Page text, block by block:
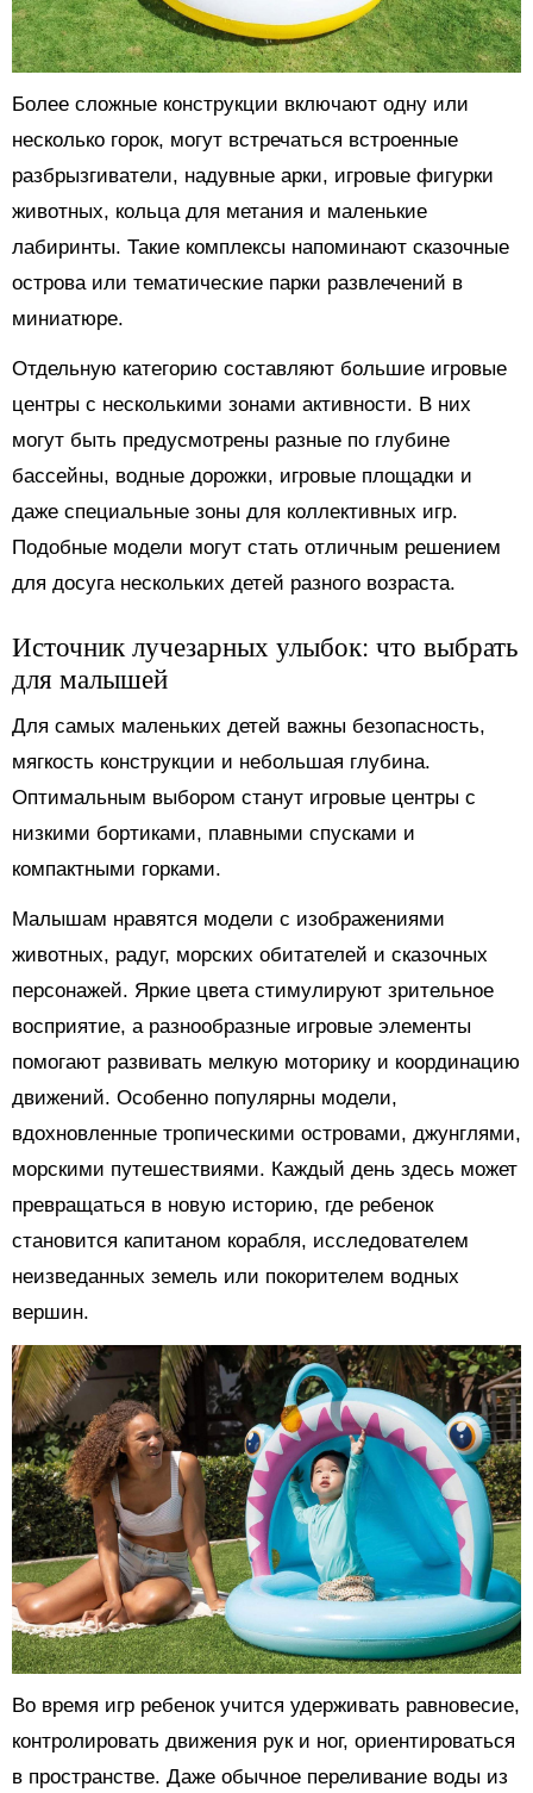
Более сложные конструкции включают одну или
несколько горок, могут встречаться встроенные
разбрызгиватели, надувные арки, игровые фигурки
животных, кольца для метания и маленькие
лабиринты. Такие комплексы напоминают сказочные
острова или тематические парки развлечений в
миниатюре.
Отдельную категорию составляют большие игровые
центры с несколькими зонами активности. В них
могут быть предусмотрены разные по глубине
бассейны, водные дорожки, игровые площадки и
даже специальные зоны для коллективных игр.
Подобные модели могут стать отличным решением
для досуга нескольких детей разного возраста.
Источник лучезарных улыбок: что выбрать
для малышей
Для самых маленьких детей важны безопасность,
мягкость конструкции и небольшая глубина.
Оптимальным выбором станут игровые центры с
низкими бортиками, плавными спусками и
компактными горками.
Малышам нравятся модели с изображениями
животных, радуг, морских обитателей и сказочных
персонажей. Яркие цвета стимулируют зрительное
восприятие, а разнообразные игровые элементы
помогают развивать мелкую моторику и координацию
движений. Особенно популярны модели,
вдохновленные тропическими островами, джунглями,
морскими путешествиями. Каждый день здесь может
превращаться в новую историю, где ребенок
становится капитаном корабля, исследователем
неизведанных земель или покорителем водных
вершин.
Во время игр ребенок учится удерживать равновесие,
контролировать движения рук и ног, ориентироваться
в пространстве. Даже обычное переливание воды из